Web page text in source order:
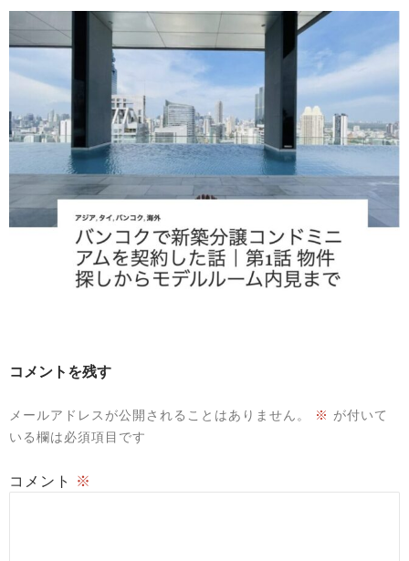
コメントを残す
メールアドレスが公開されることはありません。 ※ が付いて
いる欄は必須項目です
コメント ※